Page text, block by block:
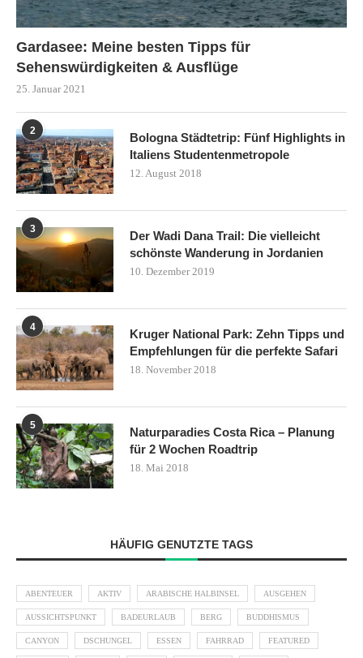
Gardasee: Meine besten Tipps für
Sehenswürdigkeiten & Ausflüge
25. Januar 2021
2
Bologna Städtetrip: Fünf Highlights in
Italiens Studentenmetropole
12. August 2018
3
Der Wadi Dana Trail: Die vielleicht
schönste Wanderung in Jordanien
10. Dezember 2019
4
Kruger National Park: Zehn Tipps und
Empfehlungen für die perfekte Safari
18. November 2018
5
Naturparadies Costa Rica – Planung
für 2 Wochen Roadtrip
18. Mai 2018
HÄUFIG GENUTZTE TAGS
ABENTEUER AKTIV ARABISCHE HALBINSEL AUSGEHEN
AUSSICHTSPUNKT BADEURLAUB BERG BUDDHISMUS
CANYON DSCHUNGEL ESSEN FAHRRAD FEATURED